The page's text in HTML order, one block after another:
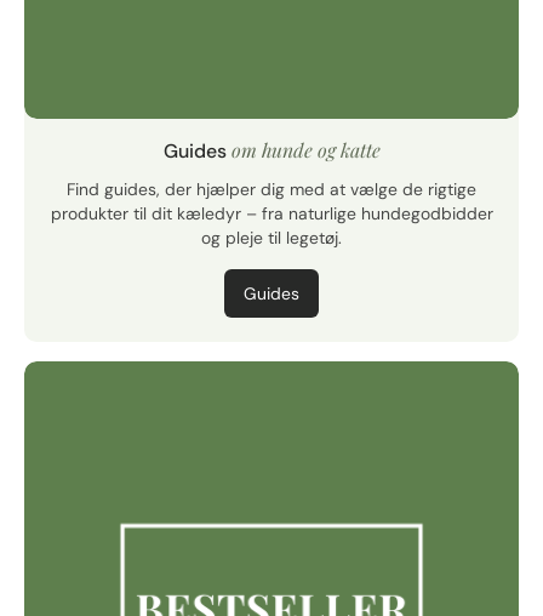
Guidesom hunde og katte
Find guides, der hjælper dig med at vælge de rigtige
produkter til dit kæledyr – fra naturlige hundegodbidder
og pleje til legetøj.
Guides